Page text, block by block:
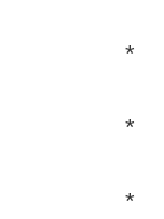
*
*
*